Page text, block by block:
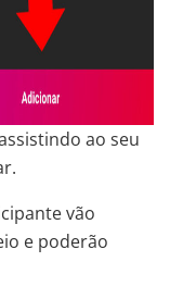
ao seu
vão
e poderão